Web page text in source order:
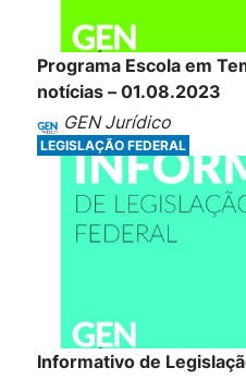
Programa Escola em
notícias – 01.08.2023
GEN Jurídico
LEGISLAÇÃO FEDERAL
Informativo de